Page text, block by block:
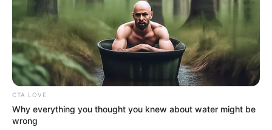
CTA LOVE
Why everything you thought you knew about water might be
wrong